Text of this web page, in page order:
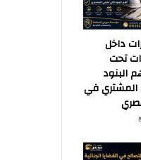
داخل
تحت
البنود
المشتري في